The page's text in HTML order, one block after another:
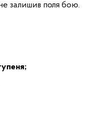
залишив поля бою.